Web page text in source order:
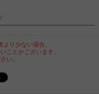
り少ない場合、
ことがございます。
い。